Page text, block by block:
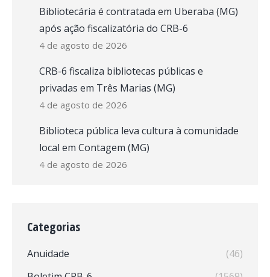
Bibliotecária é contratada em Uberaba (MG)
após ação fiscalizatória do CRB-6
4 de agosto de 2026
CRB-6 fiscaliza bibliotecas públicas e
privadas em Três Marias (MG)
4 de agosto de 2026
Biblioteca pública leva cultura à comunidade
local em Contagem (MG)
4 de agosto de 2026
Categorias
Anuidade
(46)